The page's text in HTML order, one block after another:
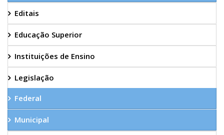
Editais
Educação Superior
Instituições de Ensino
Legislação
Federal
Municipal